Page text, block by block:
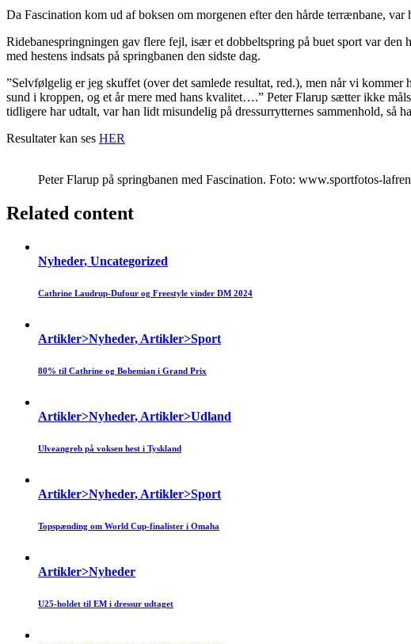
Da Fascination kom ud af boksen om morgenen efter den hårde terrænbane,
Ridebanespringningen gav flere fejl, især et dobbeltspring på buet sport var den
med hestens indsats på springbanen den sidste dag.
”Selvfølgelig er jeg skuffet (over det samlede resultat, red.), men når vi
sund i kroppen, og et år mere med hans kvalitet….” Peter Flarup sætter ikke
tidligere har udtalt, var han lidt misundelig på dressurrytternes sammenhold, så
Resultater kan ses HER
Peter Flarup på springbanen med Fascination. Foto: www.sportfotos-
Related content
Nyheder, Uncategorized
Cathrine Laudrup-Dufour og Freestyle vinder DM 2024
Artikler>Nyheder, Artikler>Sport
80% til Cathrine og Bohemian i Grand Prix
Artikler>Nyheder, Artikler>Udland
Ulveangreb på voksen hest i Tyskland
Artikler>Nyheder, Artikler>Sport
Topspænding om World Cup-finalister i Omaha
Artikler>Nyheder
U25-holdet til EM i dressur udtaget